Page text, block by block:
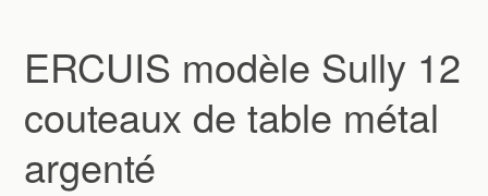
ERCUIS modèle Sully 12
couteaux de table métal
argenté